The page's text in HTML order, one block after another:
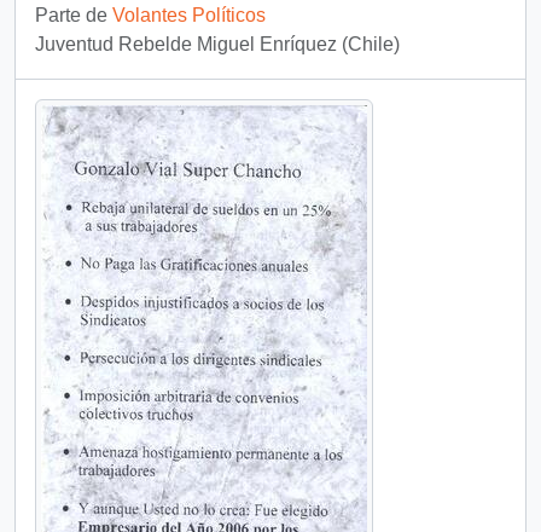
Parte de Volantes Políticos
Juventud Rebelde Miguel Enríquez (Chile)